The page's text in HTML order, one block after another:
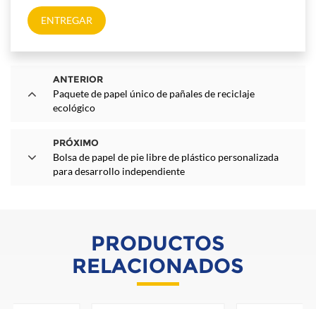
ENTREGAR
ANTERIOR
Paquete de papel único de pañales de reciclaje
ecológico
PRÓXIMO
Bolsa de papel de pie libre de plástico personalizada
para desarrollo independiente
PRODUCTOS
RELACIONADOS